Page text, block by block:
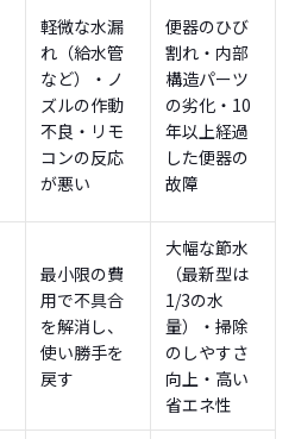
軽微な水漏
れ（給水管
など）・ノ
ズルの作動
不良・リモ
コンの反応
が悪い
便器のひび
割れ・内部
構造パーツ
の劣化・10
年以上経過
した便器の
故障
最小限の費
用で不具合
を解消し、
使い勝手を
戻す
大幅な節水
（最新型は
1/3の水
量）・掃除
のしやすさ
向上・高い
省エネ性